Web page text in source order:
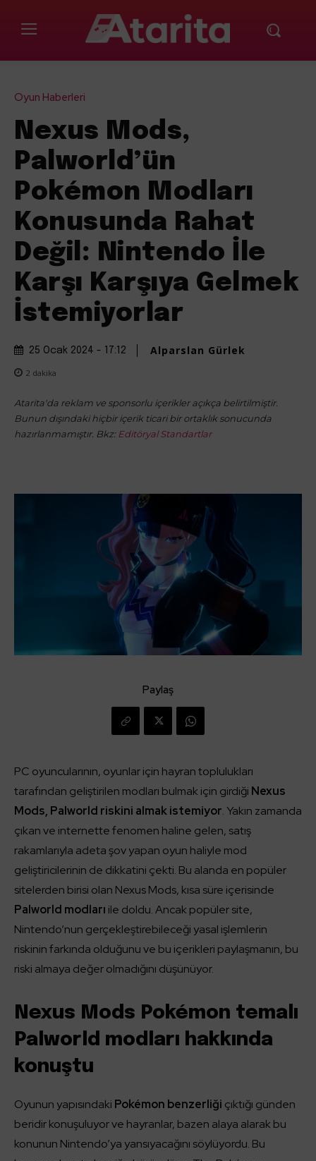
Oyun Haberleri
Nexus Mods,
Palworld’ün
Pokémon Modları
Konusunda Rahat
Değil: Nintendo İle
Karşı Karşıya Gelmek
İstemiyorlar
25 Ocak 2024 - 17:12 Alparslan Gürlek
2 dakika
Atarita'da reklam ve sponsorlu içerikler açıkça belirtilmiştir.
Bunun dışındaki hiçbir içerik ticari bir ortaklık sonucunda
hazırlanmamıştır. Bkz: Editöryal Standartlar
Paylaş
PC oyuncularının, oyunlar için hayran toplulukları
tarafından geliştirilen modları bulmak için girdiği Nexus
Mods, Palworld riskini almak istemiyor. Yakın zamanda
çıkan ve internette fenomen haline gelen, satış
rakamlarıyla adeta şov yapan oyun haliyle mod
geliştiricilerinin de dikkatini çekti. Bu alanda en popüler
sitelerden birisi olan Nexus Mods, kısa süre içerisinde
Palworld modları ile doldu. Ancak popüler site,
Nintendo’nun gerçekleştirebileceği yasal işlemlerin
riskinin farkında olduğunu ve bu içerikleri paylaşmanın, bu
riski almaya değer olmadığını düşünüyor.
Nexus Mods Pokémon temalı
Palworld modları hakkında
konuştu
Oyunun yapısındaki Pokémon benzerliği çıktığı günden
beridir konuşuluyor ve hayranlar, bazen alaya alarak bu
konunun Nintendo’ya yansıyacağını söylüyordu. Bu